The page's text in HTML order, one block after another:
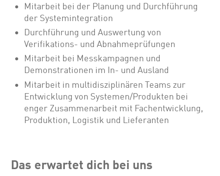
Mitarbeit bei der Planung und Durchführung
der Systemintegration
Durchführung und Auswertung von
Verifikations- und Abnahmeprüfungen
Mitarbeit bei Messkampagnen und
Demonstrationen im In- und Ausland
Mitarbeit in multidisziplinären Teams zur
Entwicklung von Systemen/Produkten bei
enger Zusammenarbeit mit Fachentwicklung,
Produktion, Logistik und Lieferanten
Das erwartet dich bei uns